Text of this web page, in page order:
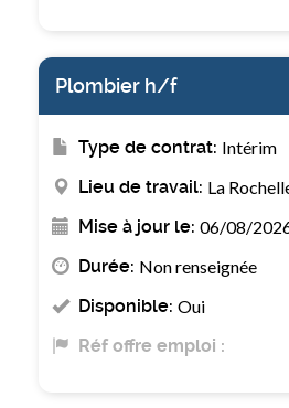
Plombier h/f
Type de contrat: Intérim
Lieu de travail: La
Mise à jour le: 06/08/
Durée: Non renseignée
Disponible: Oui
Réf offre emploi :